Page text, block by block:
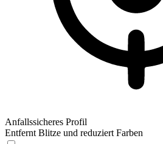
Anfallssicheres Profil
Entfernt Blitze und reduziert Farben